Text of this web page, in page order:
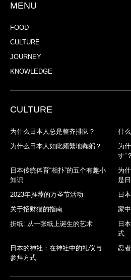
MENU
FOOD
CULTURE
JOURNEY
KNOWLEDGE
CULTURE
为什么日本人总是整齐排队？
什
为什么日本人如此频繁地鞠躬？
为
す”？
日本传统体育“相扑”的五个有趣小
知识
为
是
2023年推荐的万圣节活动
日
关于招财猫的指南
家
折纸: 从一张纸上诞生的艺术
日
式
日本的神社：在神社中的礼仪与
参拜方式
忍